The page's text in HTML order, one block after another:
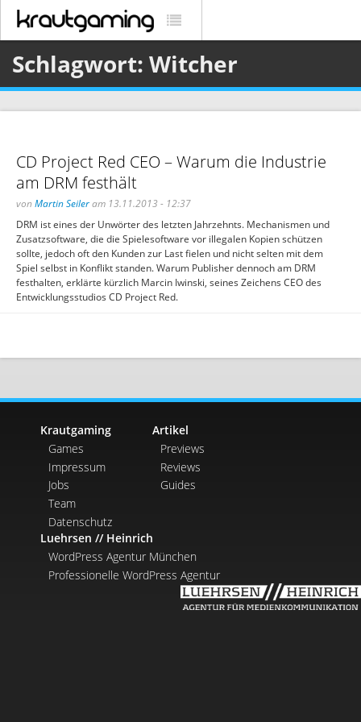
Schlagwort: Witcher
CD Project Red CEO – Warum die Industrie
am DRM festhält
von Martin Seileram 13.11.2013 - 12:37
DRM ist eines der Unwörter des letzten Jahrzehnts. Mechanismen und
Zusatzsoftware, die die Spielesoftware vor illegalen Kopien schützen
sollte, jedoch oft den Kunden zur Last fielen und nicht selten mit dem
Spiel selbst in Konflikt standen. Warum Publisher dennoch am DRM
festhalten, erklärte kürzlich Marcin Iwinski, seines Zeichens CEO des
Entwicklungsstudios CD Project Red.
Krautgaming
Games
Impressum
Jobs
Team
Datenschutz
Artikel
Previews
Reviews
Guides
Luehrsen // Heinrich
WordPress Agentur München
Professionelle WordPress Agentur